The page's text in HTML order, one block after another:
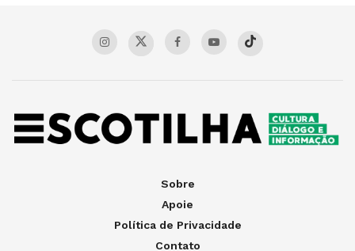
Sobre
Apoie
Política de Privacidade
Contato